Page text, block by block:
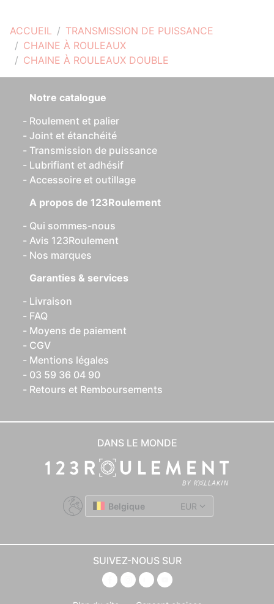
ACCUEIL
TRANSMISSION DE PUISSANCE
CHAINE À ROULEAUX
CHAINE À ROULEAUX DOUBLE
Notre catalogue
Roulement et palier
Joint et étanchéité
Transmission de puissance
Lubrifiant et adhésif
Accessoire et outillage
A propos de 123Roulement
Qui sommes-nous
Avis 123Roulement
Nos marques
Garanties & services
Livraison
FAQ
Moyens de paiement
CGV
Mentions légales
03 59 36 04 90
Retours et Remboursements
DANS LE MONDE
Belgique EUR
SUIVEZ-NOUS SUR